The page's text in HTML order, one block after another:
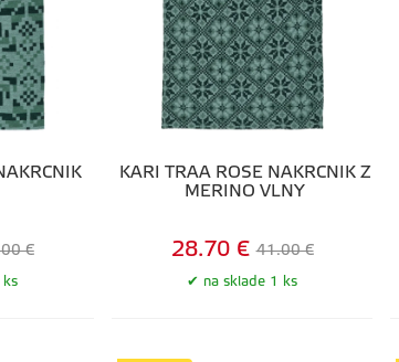
ks
€
KARI TRAA ROSE NÁKRČNÍK Z
MERINO VLNY
na sklade 1 ks
28.70 € 41.00 €